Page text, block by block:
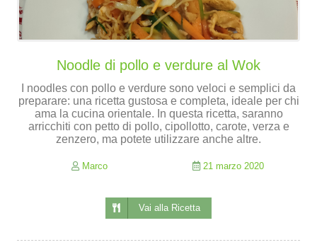
Noodle di pollo e verdure al Wok
I noodles con pollo e verdure sono veloci e semplici da
preparare: una ricetta gustosa e completa, ideale per chi
ama la cucina orientale. In questa ricetta, saranno
arricchiti con petto di pollo, cipollotto, carote, verza e
zenzero, ma potete utilizzare anche altre.
Marco 21 marzo 2020
Vai alla Ricetta